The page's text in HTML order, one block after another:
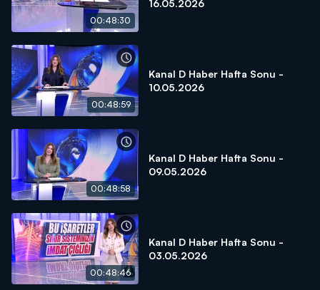
00:48:30
16.05.2026
00:48:59
Kanal D Haber Hafta Sonu -
10.05.2026
00:48:58
Kanal D Haber Hafta Sonu -
09.05.2026
00:48:46
Kanal D Haber Hafta Sonu -
03.05.2026